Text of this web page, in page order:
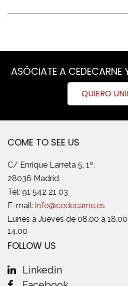
ASÓCIATE A CEDECARNE
QUIERO
COME TO SEE US
C/ Enrique Larreta 5, 1º.
28036 Madrid
Tel: 91 542 21 03
E-mail: info@cedecarne.es
Lunes a Jueves de 08.00 a
14.00
FOLLOW US
Linkedin